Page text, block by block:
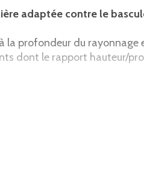
adaptée contre le
profondeur du rayonnage
dont le rapport hauteur/
(par ex. tiroirs) et